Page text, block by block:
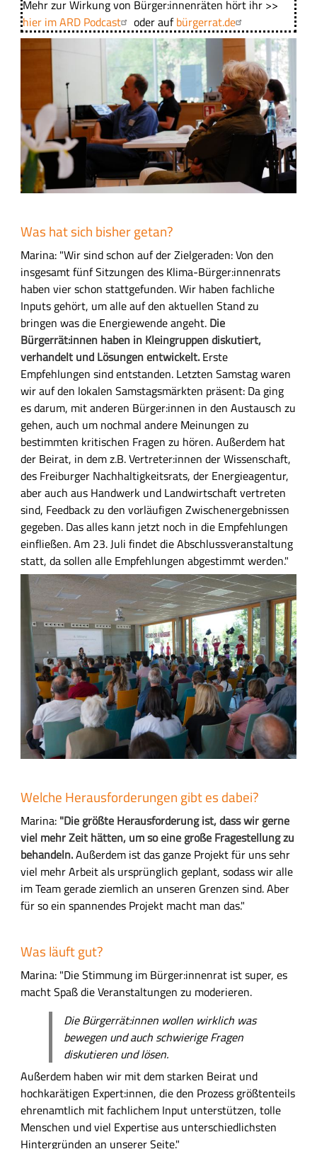
Mehr zur Wirkung von Bürger:innenräten hört ihr >>
hier im ARD Podcast
oder aufbürgerrat.de
B
Was hat sich bisher getan?
Marina: "Wir sind schon auf der Zielgeraden: Von den
insgesamt fünf Sitzungen des Klima-Bürger:innenrats
haben vier schon stattgefunden. Wir haben fachliche
Inputs gehört, um alle auf den aktuellen Stand zu
bringen was die Energiewende angeht. Die
Bürgerrät:innen haben in Kleingruppen diskutiert,
verhandelt und Lösungen entwickelt. Erste
Empfehlungen sind entstanden. Letzten Samstag waren
wir auf den lokalen Samstagsmärkten präsent: Da ging
es darum, mit anderen Bürger:innen in den Austausch zu
gehen, auch um nochmal andere Meinungen zu
bestimmten kritischen Fragen zu hören. Außerdem hat
der Beirat, in dem z.B. Vertreter:innen der Wissenschaft,
des Freiburger Nachhaltigkeitsrats, der Energieagentur,
aber auch aus Handwerk und Landwirtschaft vertreten
sind, Feedback zu den vorläufigen Zwischenergebnissen
gegeben. Das alles kann jetzt noch in die Empfehlungen
einfließen. Am 23. Juli findet die Abschlussveranstaltung
statt, da sollen alle Empfehlungen abgestimmt werden."
Welche Herausforderungen gibt es dabei?
Marina: "Die größte Herausforderung ist, dass wir gerne
viel mehr Zeit hätten, um so eine große Fragestellung zu
behandeln.Außerdem ist das ganze Projekt für uns sehr
viel mehr Arbeit als ursprünglich geplant, sodass wir alle
im Team gerade ziemlich an unseren Grenzen sind. Aber
für so ein spannendes Projekt macht man das."
Was läuft gut?
Marina: "Die Stimmung im Bürger:innenrat ist super, es
macht Spaß die Veranstaltungen zu moderieren.
Die Bürgerrät:innen wollen wirklich was
bewegen und auch schwierige Fragen
diskutieren und lösen.
Außerdem haben wir mit dem starken Beirat und
hochkarätigen Expert:innen, die den Prozess größtenteils
ehrenamtlich mit fachlichem Input unterstützen, tolle
Menschen und viel Expertise aus unterschiedlichsten
Hintergründen an unserer Seite."